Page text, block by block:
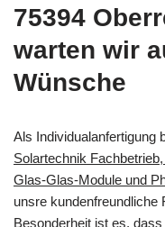
75394
warten wir
Wünsche
Als Individualanfertigung
Solartechnik
Glas-Glas-Module und
unsre kundenfreundliche
Besonderheit ist es,